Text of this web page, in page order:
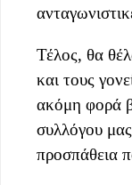
Τέλος, θα
και τους
ακόμη φορά
συλλόγου
προσπάθεια